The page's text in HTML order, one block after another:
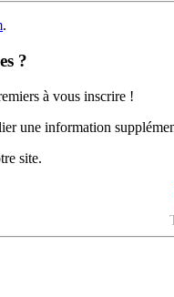
.
?
à vous inscrire !
une information
site.